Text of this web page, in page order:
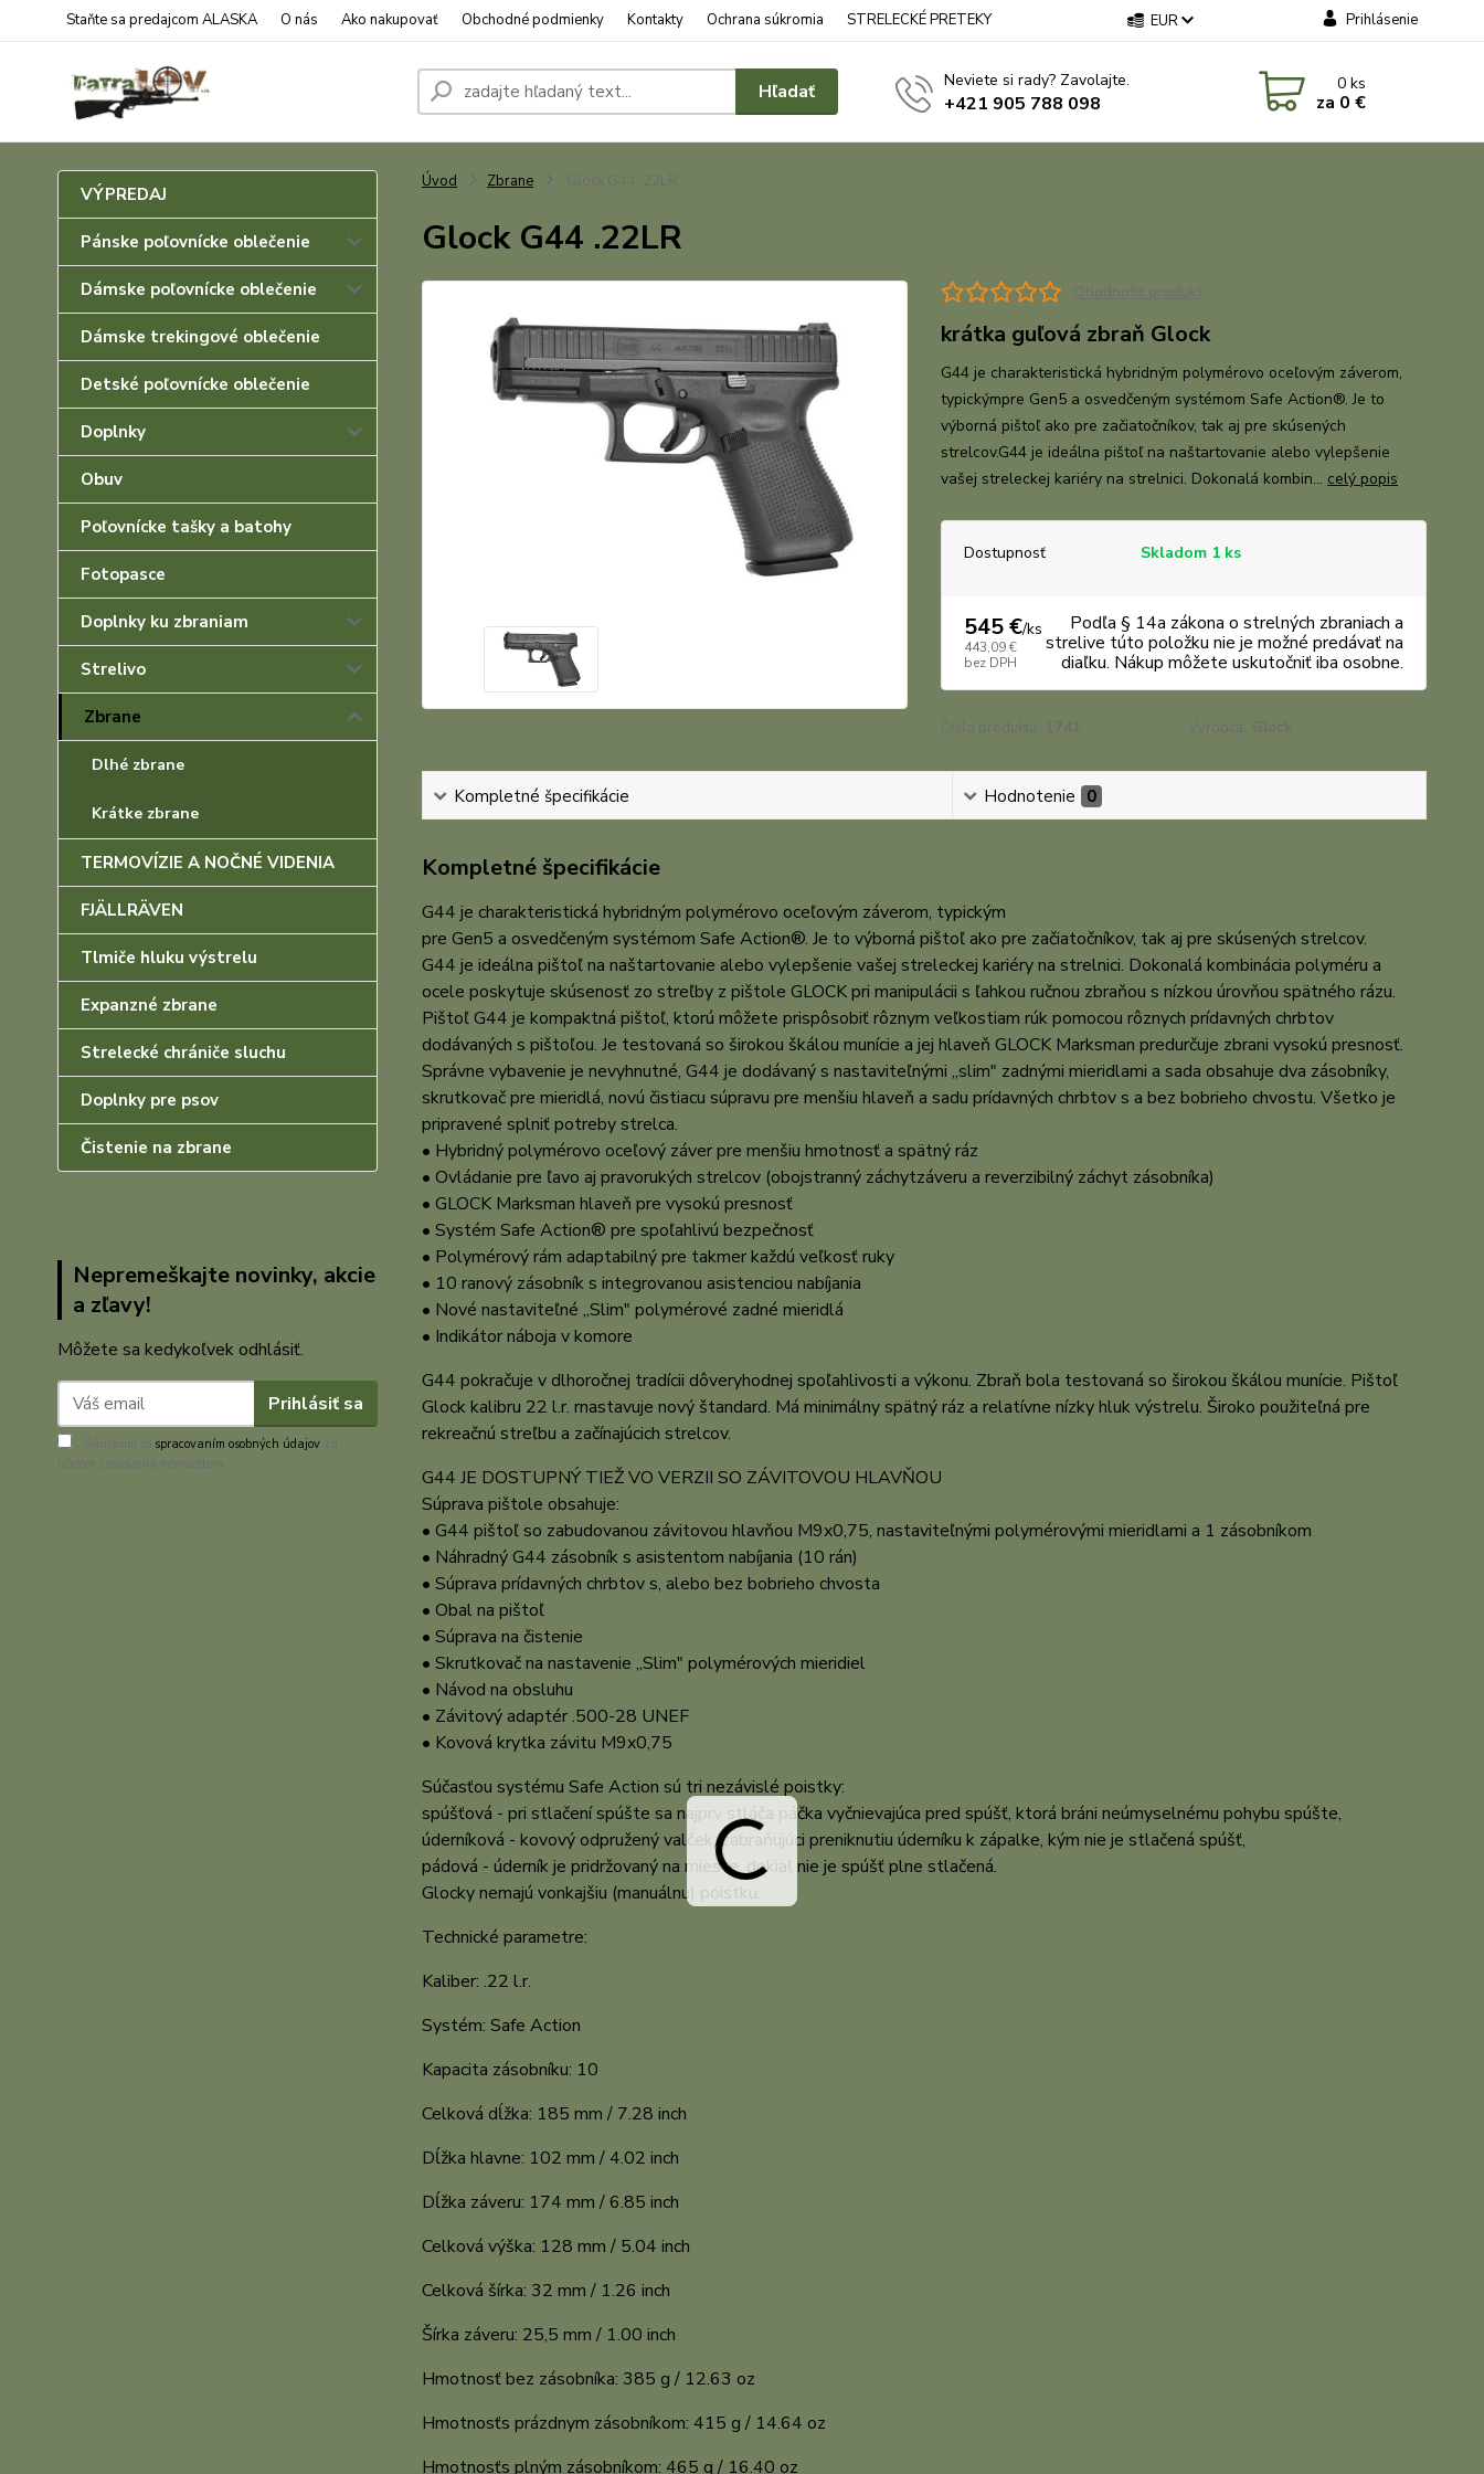
Staňte sa predajcom ALASKA O nás Ako nakupovať Obchodné podmienky Kontakty Ochrana súkromia STRELECKÉ PRETEKY EUR Prihlásenie
Hľadať Neviete si rady? Zavolajte.
+421 905 788 098
0ks
za 0 €
VÝPREDAJ
Pánske poľovnícke oblečenie
Dámske poľovnícke oblečenie
Dámske trekingové oblečenie
Detské poľovnícke oblečenie
Doplnky
Obuv
Poľovnícke tašky a batohy
Fotopasce
Doplnky ku zbraniam
Strelivo
Zbrane
Dlhé zbrane
Krátke zbrane
TERMOVÍZIE A NOČNÉ VIDENIA
FJÄLLRÄVEN
Tlmiče hluku výstrelu
Expanzné zbrane
Strelecké chrániče sluchu
Doplnky pre psov
Čistenie na zbrane
Nepremeškajte novinky, akcie
a zľavy!
Môžete sa kedykoľvek odhlásiť.
Prihlásiť sa
spracovaním osobných údajov
Úvod Zbrane
Glock G44 .22LR
krátka guľová zbraň Glock
G44 je charakteristická hybridným polymérovo oceľovým záverom,
typickýmpre Gen5 a osvedčeným systémom Safe Action®. Je to
výborná pištoľ ako pre začiatočníkov, tak aj pre skúsených
strelcov.G44 je ideálna pištoľ na naštartovanie alebo vylepšenie
vašej streleckej kariéry na strelnici. Dokonalá kombin... celý popis
Dostupnosť Skladom 1 ks
545 €/ks
443,09 €
bez DPH
Podľa § 14a zákona o strelných zbraniach a
strelive túto položku nie je možné predávať na
diaľku. Nákup môžete uskutočniť iba osobne.
Kompletné špecifikácie Hodnotenie 0
Kompletné špecifikácie
G44 je charakteristická hybridným polymérovo oceľovým záverom, typickým
pre Gen5 a osvedčeným systémom Safe Action®. Je to výborná pištoľ ako pre začiatočníkov, tak aj pre skúsených strelcov.
G44 je ideálna pištoľ na naštartovanie alebo vylepšenie vašej streleckej kariéry na strelnici. Dokonalá kombinácia polyméru a
ocele poskytuje skúsenosť zo streľby z pištole GLOCK pri manipulácii s ľahkou ručnou zbraňou s nízkou úrovňou spätného rázu.
Pištoľ G44 je kompaktná pištoľ, ktorú môžete prispôsobiť rôznym veľkostiam rúk pomocou rôznych prídavných chrbtov
dodávaných s pištoľou. Je testovaná so širokou škálou munície a jej hlaveň GLOCK Marksman predurčuje zbrani vysokú presnosť.
Správne vybavenie je nevyhnutné, G44 je dodávaný s nastaviteľnými „slim" zadnými mieridlami a sada obsahuje dva zásobníky,
skrutkovač pre mieridlá, novú čistiacu súpravu pre menšiu hlaveň a sadu prídavných chrbtov s a bez bobrieho chvostu. Všetko je
pripravené splniť potreby strelca.
• Hybridný polymérovo oceľový záver pre menšiu hmotnosť a spätný ráz
• Ovládanie pre ľavo aj pravorukých strelcov (obojstranný záchytzáveru a reverzibilný záchyt zásobníka)
• GLOCK Marksman hlaveň pre vysokú presnosť
• Systém Safe Action® pre spoľahlivú bezpečnosť
• Polymérový rám adaptabilný pre takmer každú veľkosť ruky
• 10 ranový zásobník s integrovanou asistenciou nabíjania
• Nové nastaviteľné „Slim" polymérové zadné mieridlá
• Indikátor náboja v komore
G44 pokračuje v dlhoročnej tradícii dôveryhodnej spoľahlivosti a výkonu. Zbraň bola testovaná so širokou škálou munície. Pištoľ
Glock kalibru 22 l.r. rnastavuje nový štandard. Má minimálny spätný ráz a relatívne nízky hluk výstrelu. Široko použiteľná pre
rekreačnú streľbu a začínajúcich strelcov.
G44 JE DOSTUPNÝ TIEŽ VO VERZII SO ZÁVITOVOU HLAVŇOU
Súprava pištole obsahuje:
• G44 pištoľ so zabudovanou závitovou hlavňou M9x0,75, nastaviteľnými polymérovými mieridlami a 1 zásobníkom
• Náhradný G44 zásobník s asistentom nabíjania (10 rán)
• Súprava prídavných chrbtov s, alebo bez bobrieho chvosta
• Obal na pištoľ
• Súprava na čistenie
• Skrutkovač na nastavenie „Slim" polymérových mieridiel
• Návod na obsluhu
• Závitový adaptér .500-28 UNEF
• Kovová krytka závitu M9x0,75
Súčasťou systému Safe Action sú tri nezávislé poistky:
spúšťová - pri stlačení spúšte sa najprv stláča páčka vyčnievajúca pred spúšť, ktorá bráni neúmyselnému pohybu spúšte,
úderníková - kovový odpružený valček, zabraňujúci preniknutiu úderníku k zápalke, kým nie je stlačená spúšť,
pádová - úderník je pridržovaný na mieste, dokiaľ nie je spúšť plne stlačená.
Glocky nemajú vonkajšiu (manuálnu) poistku.
Technické parametre:
Kaliber: .22 l.r.
Systém: Safe Action
Kapacita zásobníku: 10
Celková dĺžka: 185 mm / 7.28 inch
Dĺžka hlavne: 102 mm / 4.02 inch
Dĺžka záveru: 174 mm / 6.85 inch
Celková výška: 128 mm / 5.04 inch
Celková šírka: 32 mm / 1.26 inch
Šírka záveru: 25,5 mm / 1.00 inch
Hmotnosť bez zásobníka: 385 g / 12.63 oz
Hmotnosťs prázdnym zásobníkom: 415 g / 14.64 oz
Hmotnosťs plným zásobníkom: 465 g / 16.40 oz